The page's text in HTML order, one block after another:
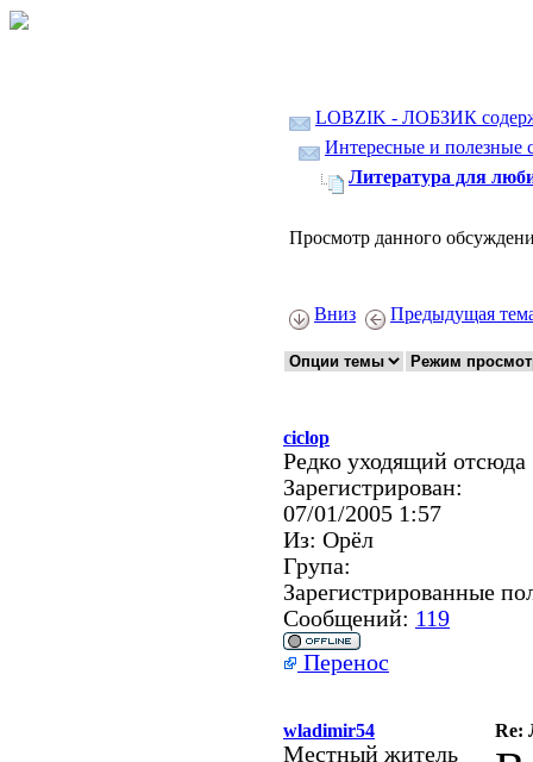
LOBZIK - ЛОБЗИК
Интересные и полезные
Литература для
Просмотр данного
Вниз Предыдущая
ciclop
Редко уходящий отсюда
Зарегистрирован:
07/01/2005 1:57
Из: Орёл
Група:
Зарегистрированные
Сообщений: 119
Перенос
wladimir54 Re:
Местный житель